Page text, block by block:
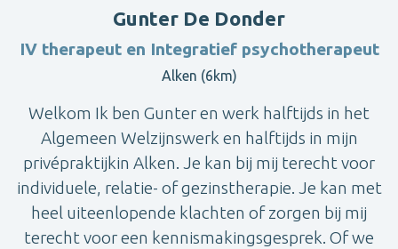
Gunter De Donder
IV therapeut en Integratief psychotherapeut
Alken (6km)
Welkom Ik ben Gunter en werk halftijds in het
Algemeen Welzijnswerk en halftijds in mijn
privépraktijkin Alken. Je kan bij mij terecht voor
individuele, relatie- of gezinstherapie. Je kan met
heel uiteenlopende klachten of zorgen bij mij
terecht voor een kennismakingsgesprek. Of we